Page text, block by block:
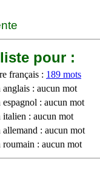
pour :
français : 189 mots
anglais : aucun mot
espagnol : aucun mot
italien : aucun mot
allemand : aucun mot
roumain : aucun mot